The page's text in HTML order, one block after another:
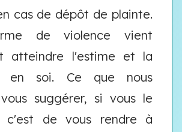
cas de dépôt de plainte.
de violence vient
atteindre l'estime et la
en soi. Ce que nous
suggérer, si vous le
c'est de vous rendre à